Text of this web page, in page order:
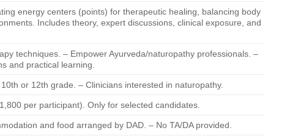
energy centers (points) for therapeutic healing, balancing body
Includes theory, expert discussions, clinical exposure, and
techniques. – Empower Ayurveda/naturopathy professionals. –
and practical learning.
or 12th grade. – Clinicians interested in naturopathy.
per participant). Only for selected candidates.
and food arranged by DAD. – No TA/DA provided.